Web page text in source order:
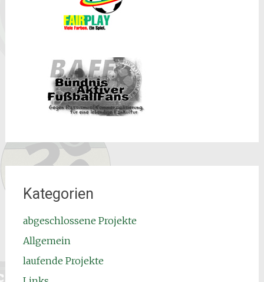
Kategorien
abgeschlossene Projekte
Allgemein
laufende Projekte